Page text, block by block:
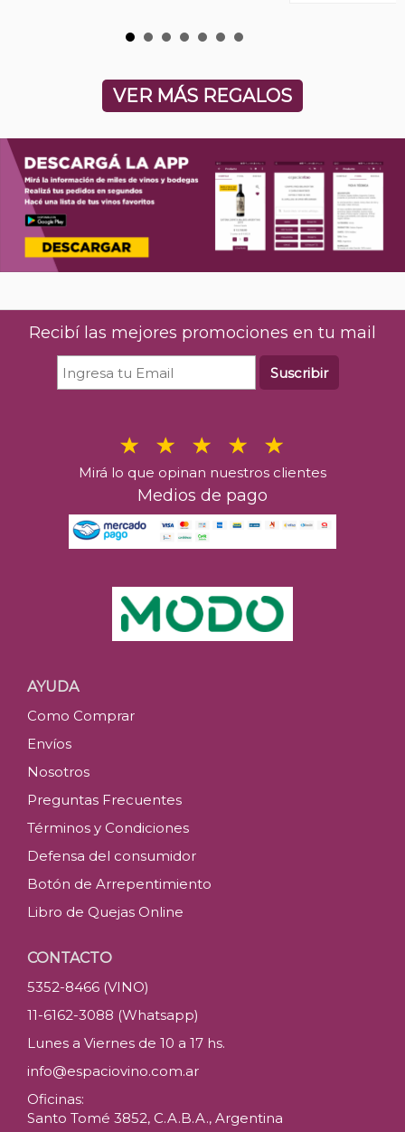
VER MÁS REGALOS
Recibí las mejores promociones en tu mail
Suscribir
Mirá lo que opinan nuestros clientes
Medios de pago
AYUDA
Como Comprar
Envíos
Nosotros
Preguntas Frecuentes
Términos y Condiciones
Defensa del consumidor
Botón de Arrepentimiento
Libro de Quejas Online
CONTACTO
5352-8466 (VINO)
11-6162-3088 (Whatsapp)
Lunes a Viernes de 10 a 17 hs.
info@espaciovino.com.ar
Oficinas:
Santo Tomé 3852, C.A.B.A., Argentina